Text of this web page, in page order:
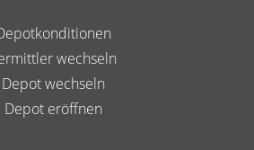
wechseln
Depot wechseln
Depot eröffnen